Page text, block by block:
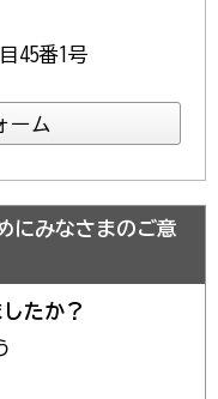
45番1号
にみなさまのご意
たか？